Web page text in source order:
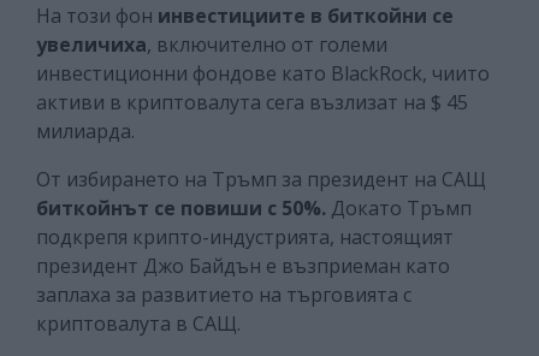
На този фон инвестициите в биткойни се
увеличиха, включително от големи
инвестиционни фондове като BlackRock, чиито
активи в криптовалута сега възлизат на $ 45
милиарда.
От избирането на Тръмп за президент на САЩ
биткойнът се повиши с 50%. Докато Тръмп
подкрепя крипто-индустрията, настоящият
президент Джо Байдън е възприеман като
заплаха за развитието на търговията с
криптовалута в САЩ.